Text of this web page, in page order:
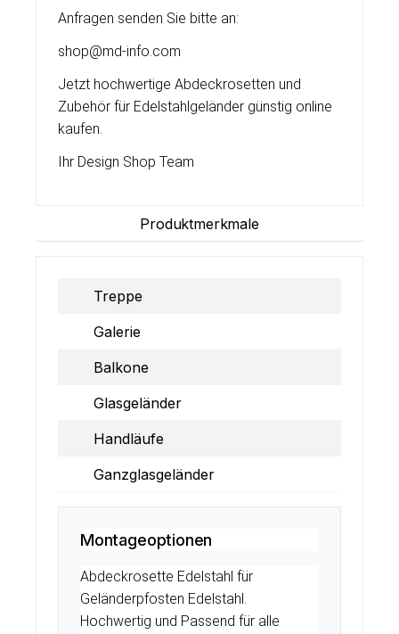
Anfragen senden Sie bitte an:
shop@md-info.com
Jetzt hochwertige Abdeckrosetten und
Zubehör für Edelstahlgeländer günstig online
kaufen.
Ihr Design Shop Team
Produktmerkmale
Treppe
Galerie
Balkone
Glasgeländer
Handläufe
Ganzglasgeländer
Montageoptionen
Abdeckrosette Edelstahl für
Geländerpfosten Edelstahl.
Hochwertig und Passend für alle